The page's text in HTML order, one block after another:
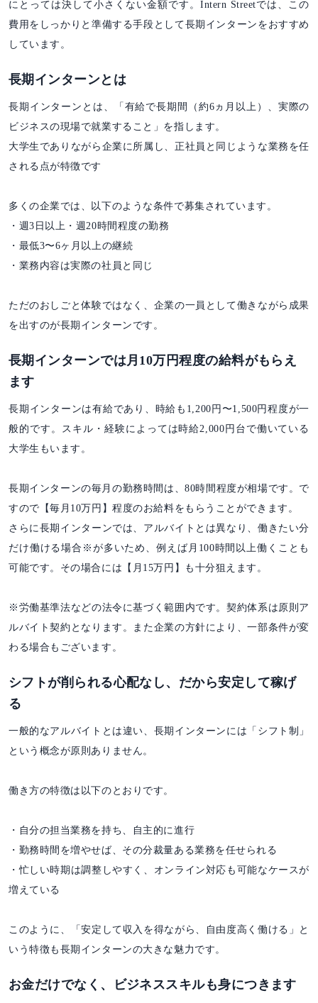
にとっては決して小さくない金額です。Intern Streetでは、この
費用をしっかりと準備する手段として長期インターンをおすすめ
しています。
長期インターンとは
長期インターンとは、「有給で長期間（約6ヵ月以上）、実際の
ビジネスの現場で就業すること」を指します。
大学生でありながら企業に所属し、正社員と同じような業務を任
される点が特徴です
多くの企業では、以下のような条件で募集されています。
・週3日以上・週20時間程度の勤務
・最低3〜6ヶ月以上の継続
・業務内容は実際の社員と同じ
ただのおしごと体験ではなく、企業の一員として働きながら成果
を出すのが長期インターンです。
長期インターンでは月10万円程度の給料がもらえ
ます
長期インターンは有給であり、時給も1,200円〜1,500円程度が一
般的です。スキル・経験によっては時給2,000円台で働いている
大学生もいます。
長期インターンの毎月の勤務時間は、80時間程度が相場です。で
すので【毎月10万円】程度のお給料をもらうことができます。
さらに長期インターンでは、アルバイトとは異なり、働きたい分
だけ働ける場合※が多いため、例えば月100時間以上働くことも
可能です。その場合には【月15万円】も十分狙えます。
※労働基準法などの法令に基づく範囲内です。契約体系は原則ア
ルバイト契約となります。また企業の方針により、一部条件が変
わる場合もございます。
シフトが削られる心配なし、だから安定して稼げ
る
一般的なアルバイトとは違い、長期インターンには「シフト制」
という概念が原則ありません。
働き方の特徴は以下のとおりです。
・自分の担当業務を持ち、自主的に進行
・勤務時間を増やせば、その分裁量ある業務を任せられる
・忙しい時期は調整しやすく、オンライン対応も可能なケースが
増えている
このように、「安定して収入を得ながら、自由度高く働ける」と
いう特徴も長期インターンの大きな魅力です。
お金だけでなく、ビジネススキルも身につきます